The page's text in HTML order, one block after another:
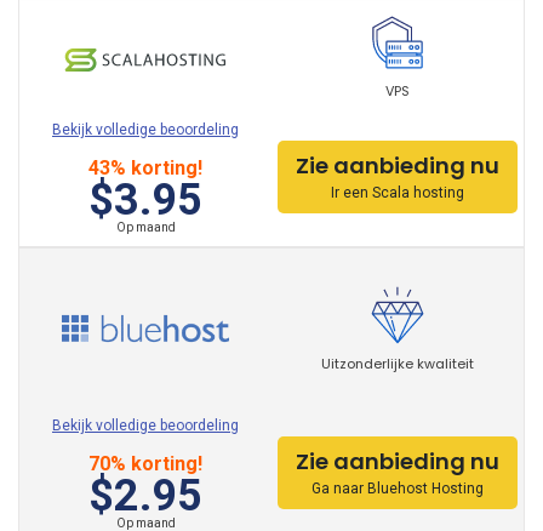
VPS
Bekijk volledige beoordeling
43% korting!
$3.95
Op maand
Zie aanbieding nu
Ir een Scala hosting
Uitzonderlijke kwaliteit
Bekijk volledige beoordeling
70% korting!
$2.95
Op maand
Zie aanbieding nu
Ga naar Bluehost Hosting